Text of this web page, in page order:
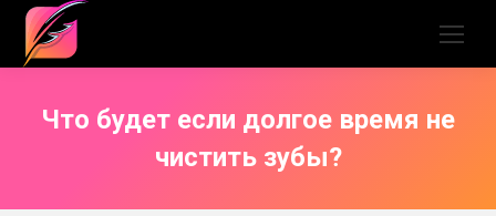
Что будет если долгое время не
чистить зубы?